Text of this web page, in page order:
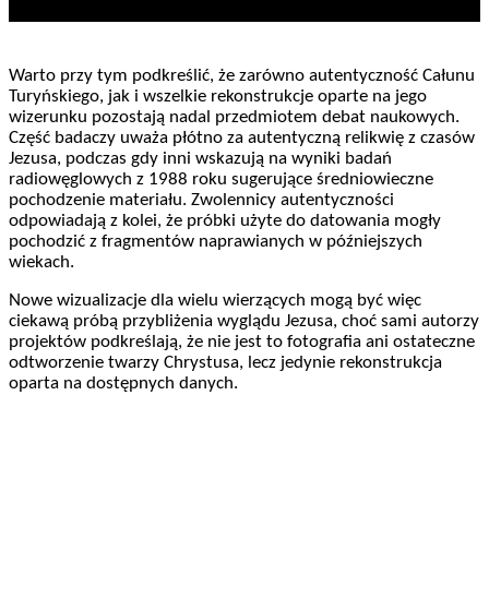
Warto przy tym podkreślić, że zarówno autentyczność Całunu
Turyńskiego, jak i wszelkie rekonstrukcje oparte na jego
wizerunku pozostają nadal przedmiotem debat naukowych.
Część badaczy uważa płótno za autentyczną relikwię z czasów
Jezusa, podczas gdy inni wskazują na wyniki badań
radiowęglowych z 1988 roku sugerujące średniowieczne
pochodzenie materiału. Zwolennicy autentyczności
odpowiadają z kolei, że próbki użyte do datowania mogły
pochodzić z fragmentów naprawianych w późniejszych
wiekach.
Nowe wizualizacje dla wielu wierzących mogą być więc
ciekawą próbą przybliżenia wyglądu Jezusa, choć sami autorzy
projektów podkreślają, że nie jest to fotografia ani ostateczne
odtworzenie twarzy Chrystusa, lecz jedynie rekonstrukcja
oparta na dostępnych danych.